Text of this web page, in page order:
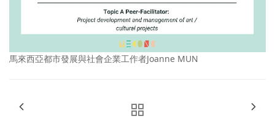
馬來西亞都市發展與社會企業工作者Joanne MUN